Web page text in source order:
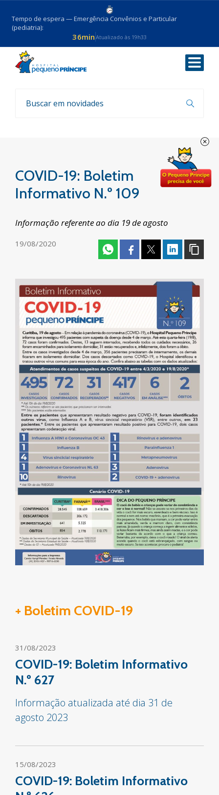
Tempo de espera — Emergência Convênios e Particular
(pediatria):
36min Atualizado às 19h33
Voltar
Boletim COVID-19
COVID-19: Boletim
Informativo N.º 109
Informação referente ao dia 19 de agosto
19/08/2020
+ Boletim COVID-19
31/08/2023
COVID-19: Boletim Informativo
N.º 627
Informação atualizada até dia 31 de
agosto 2023
15/08/2023
COVID-19: Boletim Informativo